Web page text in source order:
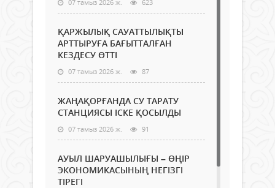
07 тамыз 2026 ж. 623
ҚАРЖЫЛЫҚ САУАТТЫЛЫҚТЫ
АРТТЫРУҒА БАҒЫТТАЛҒАН
КЕЗДЕСУ ӨТТІ
07 тамыз 2026 ж. 87
ЖАҢАҚОРҒАНДА СУ ТАРАТУ
СТАНЦИЯСЫ ІСКЕ ҚОСЫЛДЫ
07 тамыз 2026 ж. 91
АУЫЛ ШАРУАШЫЛЫҒЫ – ӨҢІР
ЭКОНОМИКАСЫНЫҢ НЕГІЗГІ
ТІРЕГІ